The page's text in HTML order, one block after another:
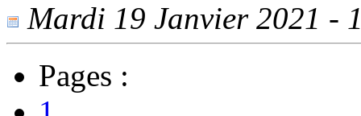
Mardi 19 Janvier 2021 -
Pages :